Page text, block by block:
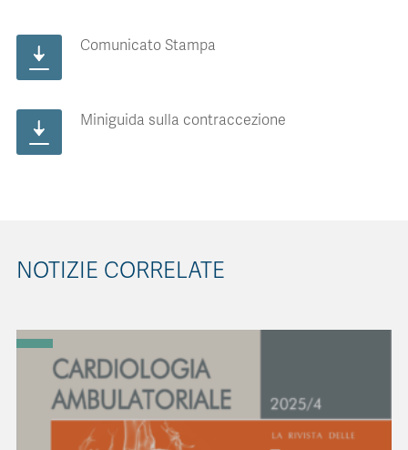
Comunicato Stampa
Miniguida sulla contraccezione
NOTIZIE CORRELATE